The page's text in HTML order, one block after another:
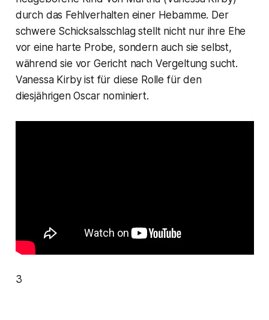
durch das Fehlverhalten einer Hebamme. Der
schwere Schicksalsschlag stellt nicht nur ihre Ehe
vor eine harte Probe, sondern auch sie selbst,
während sie vor Gericht nach Vergeltung sucht.
Vanessa Kirby ist für diese Rolle für den
diesjährigen Oscar nominiert.
3